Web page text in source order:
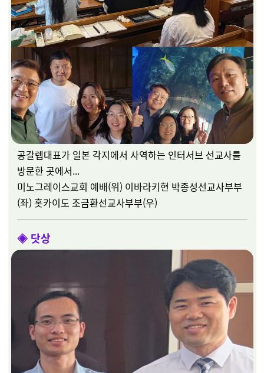
공갈렙대표가 일본 각지에서 사역하는 인터서브 선교사를
방문한 곳에서...
미노그레이스교회 예배(위) 이바라키현 박종성선교사부부
(좌) 홋카이도 조금환선교사부부(우)
◈닷상